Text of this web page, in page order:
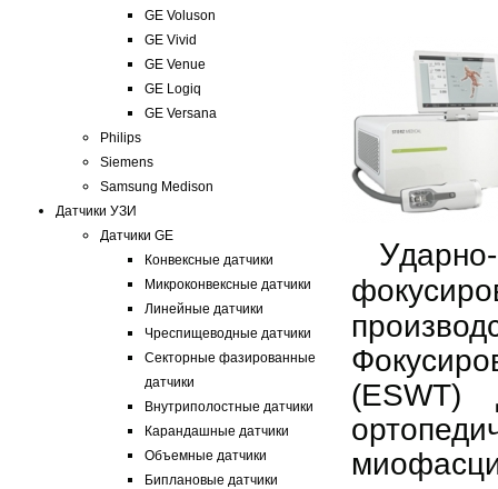
GE Voluson
GE Vivid
GE Venue
GE Logiq
GE Versana
Philips
Siemens
Samsung Medison
Датчики УЗИ
Датчики GE
Конвексные датчики
Микроконвексные датчики
Линейные датчики
Чреспищеводные датчики
Секторные фазированные
датчики
Внутриполостные датчики
Карандашные датчики
Объемные датчики
Биплановые датчики
У
(ESWT)